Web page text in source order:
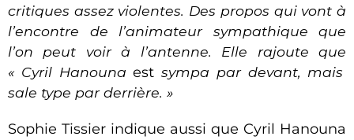
critiques assez violentes. Des propos qui vont à
l’encontre de l’animateur sympathique que
l’on peut voir à l’antenne. Elle rajoute que
« Cyril Hanouna est sympa par devant, mais
sale type par derrière. »
Sophie Tissier indique aussi que Cyril Hanouna